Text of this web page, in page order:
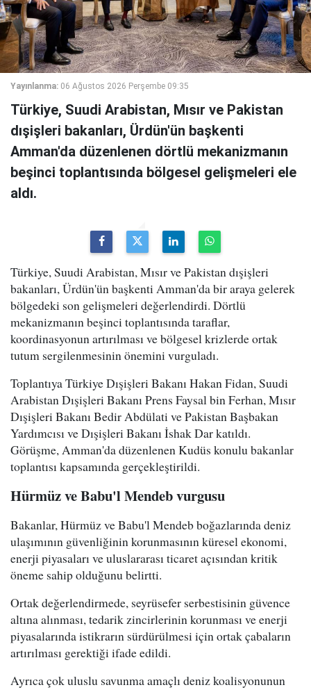
Yayınlanma: 06 Ağustos 2026 Perşembe 09:35
Türkiye, Suudi Arabistan, Mısır ve Pakistan
dışişleri bakanları, Ürdün'ün başkenti
Amman'da düzenlenen dörtlü mekanizmanın
beşinci toplantısında bölgesel gelişmeleri ele
aldı.
Türkiye, Suudi Arabistan, Mısır ve Pakistan dışişleri
bakanları, Ürdün'ün başkenti Amman'da bir araya gelerek
bölgedeki son gelişmeleri değerlendirdi. Dörtlü
mekanizmanın beşinci toplantısında taraflar,
koordinasyonun artırılması ve bölgesel krizlerde ortak
tutum sergilenmesinin önemini vurguladı.
Toplantıya Türkiye Dışişleri Bakanı Hakan Fidan, Suudi
Arabistan Dışişleri Bakanı Prens Faysal bin Ferhan, Mısır
Dışişleri Bakanı Bedir Abdülati ve Pakistan Başbakan
Yardımcısı ve Dışişleri Bakanı İshak Dar katıldı.
Görüşme, Amman'da düzenlenen Kudüs konulu bakanlar
toplantısı kapsamında gerçekleştirildi.
Hürmüz ve Babu'l Mendeb vurgusu
Bakanlar, Hürmüz ve Babu'l Mendeb boğazlarında deniz
ulaşımının güvenliğinin korunmasının küresel ekonomi,
enerji piyasaları ve uluslararası ticaret açısından kritik
öneme sahip olduğunu belirtti.
Ortak değerlendirmede, seyrüsefer serbestisinin güvence
altına alınması, tedarik zincirlerinin korunması ve enerji
piyasalarında istikrarın sürdürülmesi için ortak çabaların
artırılması gerektiği ifade edildi.
Ayrıca çok uluslu savunma amaçlı deniz koalisyonunun